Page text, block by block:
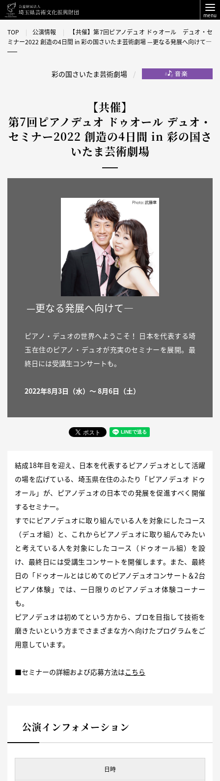
menu
TOP 公演情報
【共催】第7回ピアノデュオ ドゥオール デュオ・セ
ミナー2022 創造の4日間 in 彩の国さいたま芸術劇場 —更なる発展へ向けて—
彩の国さいたま芸術劇場
【共催】
第7回ピアノデュオ ドゥオール デュオ・
セミナー2022 創造の4日間 in 彩の国さ
いたま芸術劇場
—更なる発展へ向けて—
ピアノ・デュオの世界へようこそ！ 日本を代表する埼
玉在住のピアノ・デュオが充実のセミナーを展開。最
終日には受講生コンサートも。
2022年8月3日（水）〜 8月6日（土）
結成18年目を迎え、日本を代表するピアノデュオとして活躍
の場を広げている、埼玉県在住のふたり「ピアノデュオ ドゥ
オール」が、ピアノデュオの日本での発展を促進すべく開催
するセミナー。
すでにピアノデュオに取り組んでいる人を対象にしたコース
（デュオ組）と、これからピアノデュオに取り組んでみたい
と考えている人を対象にしたコース（ドゥオール組）を設
け、最終日には受講生コンサートを開催します。また、最終
日の「ドゥオールとはじめてのピアノデュオコンサート＆2台
ピアノ体験」では、一日限りのピアノデュオ体験コーナー
も。
ピアノデュオは初めてという方から、プロを目指して技術を
磨きたいという方までさまざまな方へ向けたプログラムをご
用意しています。
■セミナーの詳細および応募方法はこちら
公演インフォメーション
日時